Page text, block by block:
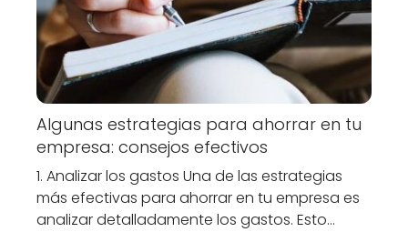
Algunas estrategias para ahorrar en tu
empresa: consejos efectivos
1. Analizar los gastos Una de las estrategias
más efectivas para ahorrar en tu empresa es
analizar detalladamente los gastos. Esto…